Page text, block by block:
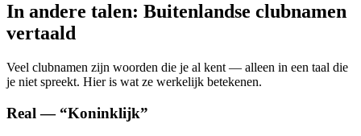
In andere talen: Buitenlandse clubnamen
vertaald
Veel clubnamen zijn woorden die je al kent — alleen in een taal die
je niet spreekt. Hier is wat ze werkelijk betekenen.
Real — “Koninklijk”